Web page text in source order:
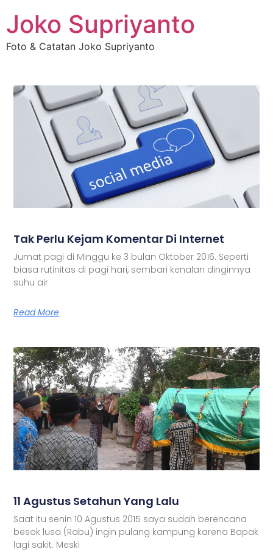
Joko Supriyanto
Foto & Catatan Joko Supriyanto
Tak Perlu Kejam Komentar Di Internet
Jumat pagi di Minggu ke 3 bulan Oktober 2016. Seperti
biasa rutinitas di pagi hari, sembari kenalan dinginnya
suhu air
Read More
11 Agustus Setahun Yang Lalu
Saat itu senin 10 Agustus 2015 saya sudah berencana
besok lusa (Rabu) ingin pulang kampung karena Bapak
lagi sakit. Meski